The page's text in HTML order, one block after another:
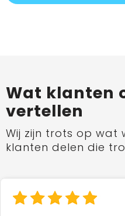
Wat klanten
vertellen
Wij zijn trots op wat
klanten delen die